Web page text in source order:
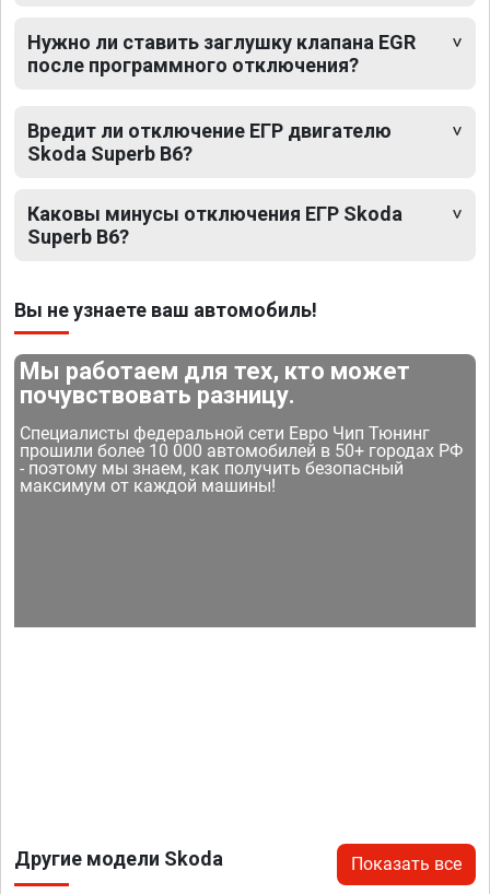
Нужно ли ставить заглушку клапана EGR
после программного отключения?
Вредит ли отключение ЕГР двигателю
Skoda Superb B6?
Каковы минусы отключения ЕГР Skoda
Superb B6?
Вы не узнаете ваш автомобиль!
Мы работаем для тех, кто может
почувствовать разницу.
Специалисты федеральной сети Евро Чип Тюнинг
прошили более 10 000 автомобилей в 50+ городах РФ
- поэтому мы знаем, как получить безопасный
максимум от каждой машины!
Другие модели Skoda Показать все